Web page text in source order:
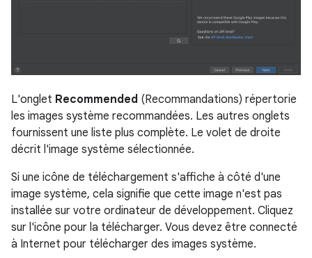
L'onglet Recommended (Recommandations) répertorie
les images système recommandées. Les autres onglets
fournissent une liste plus complète. Le volet de droite
décrit l'image système sélectionnée.
Si une icône de téléchargement s'affiche à côté d'une
image système, cela signifie que cette image n'est pas
installée sur votre ordinateur de développement. Cliquez
sur l'icône pour la télécharger. Vous devez être connecté
à Internet pour télécharger des images système.